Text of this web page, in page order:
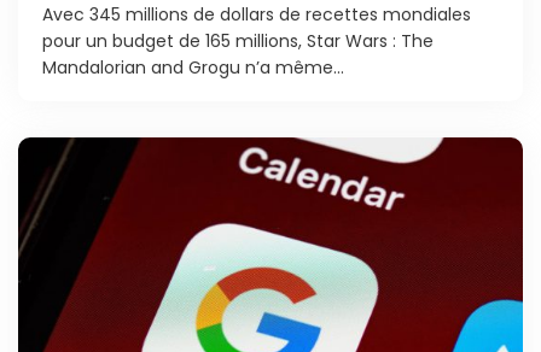
Avec 345 millions de dollars de recettes mondiales
pour un budget de 165 millions, Star Wars : The
Mandalorian and Grogu n’a même...